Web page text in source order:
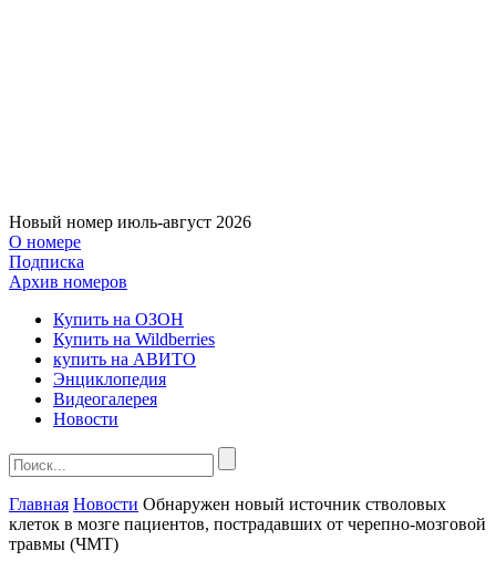
Новый номер июль-август 2026
О номере
Подписка
Архив номеров
Купить на ОЗОН
Купить на Wildberries
купить на АВИТО
Энциклопедия
Видеогалерея
Новости
Главная Новости Обнаружен новый источник стволовых
клеток в мозге пациентов, пострадавших от черепно-мозговой
травмы (ЧМТ)